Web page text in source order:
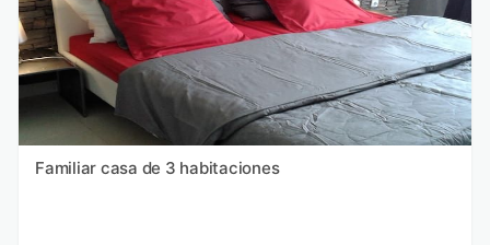
Familiar casa de 3 habitaciones